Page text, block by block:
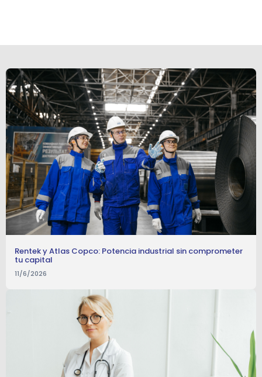
Rentek y Atlas Copco: Potencia industrial sin comprometer
tu capital
11/6/2026